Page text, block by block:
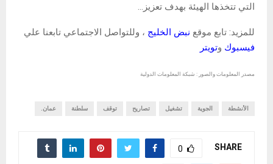
التي تتخذها الهيئة بهدف تعزيز…
للمزيد: تابع موقع نبض الخليج ، وللتواصل الاجتماعي تابعنا علي
فيسبوك وتويتر
مصدر المعلومات والصور : شبكة المعلومات الدولية
الأنشطة الجوية تشغيل تصاريح توقف سلطنة عمان.
SHARE
0